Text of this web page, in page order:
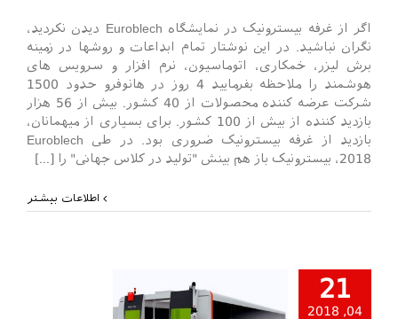
اگر از غرفه بیسترونیک در نمایشگاه Euroblech دیدن نکردید،
نگران نباشید. در این نوشتار تمام ابداعات و روشها در زمینه
برش لیزر، خمکاری، اتوماسیون، نرم افزار و سرویس های
هوشمند را ملاحظه بفرمایید 4 روز در هانوفرو حدود 1500
شرکت عرضه کننده محصولات از 40 کشور. بیش از 56 هزار
بازدید کننده از بیش از 100 کشور. برای بسیاری از میهمانان،
بازدید از غرفه بیسترونیک ضروری بود. در طی Euroblech
2018، بیسترونیک باز هم بینش "تولید در کلاس جهانی" را [...]
اطلاعات بیشتر
21
04, 2018